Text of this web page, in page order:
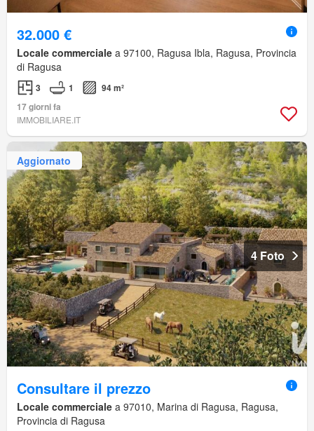
32.000 €
Locale commerciale a 97100, Ragusa Ibla, Ragusa, Provincia
di Ragusa
3 1
94 m²
17 giorni fa
IMMOBILIARE.IT
Aggiornato
4 Foto
Consultare il prezzo
Locale commerciale a 97010, Marina di Ragusa, Ragusa,
Provincia di Ragusa